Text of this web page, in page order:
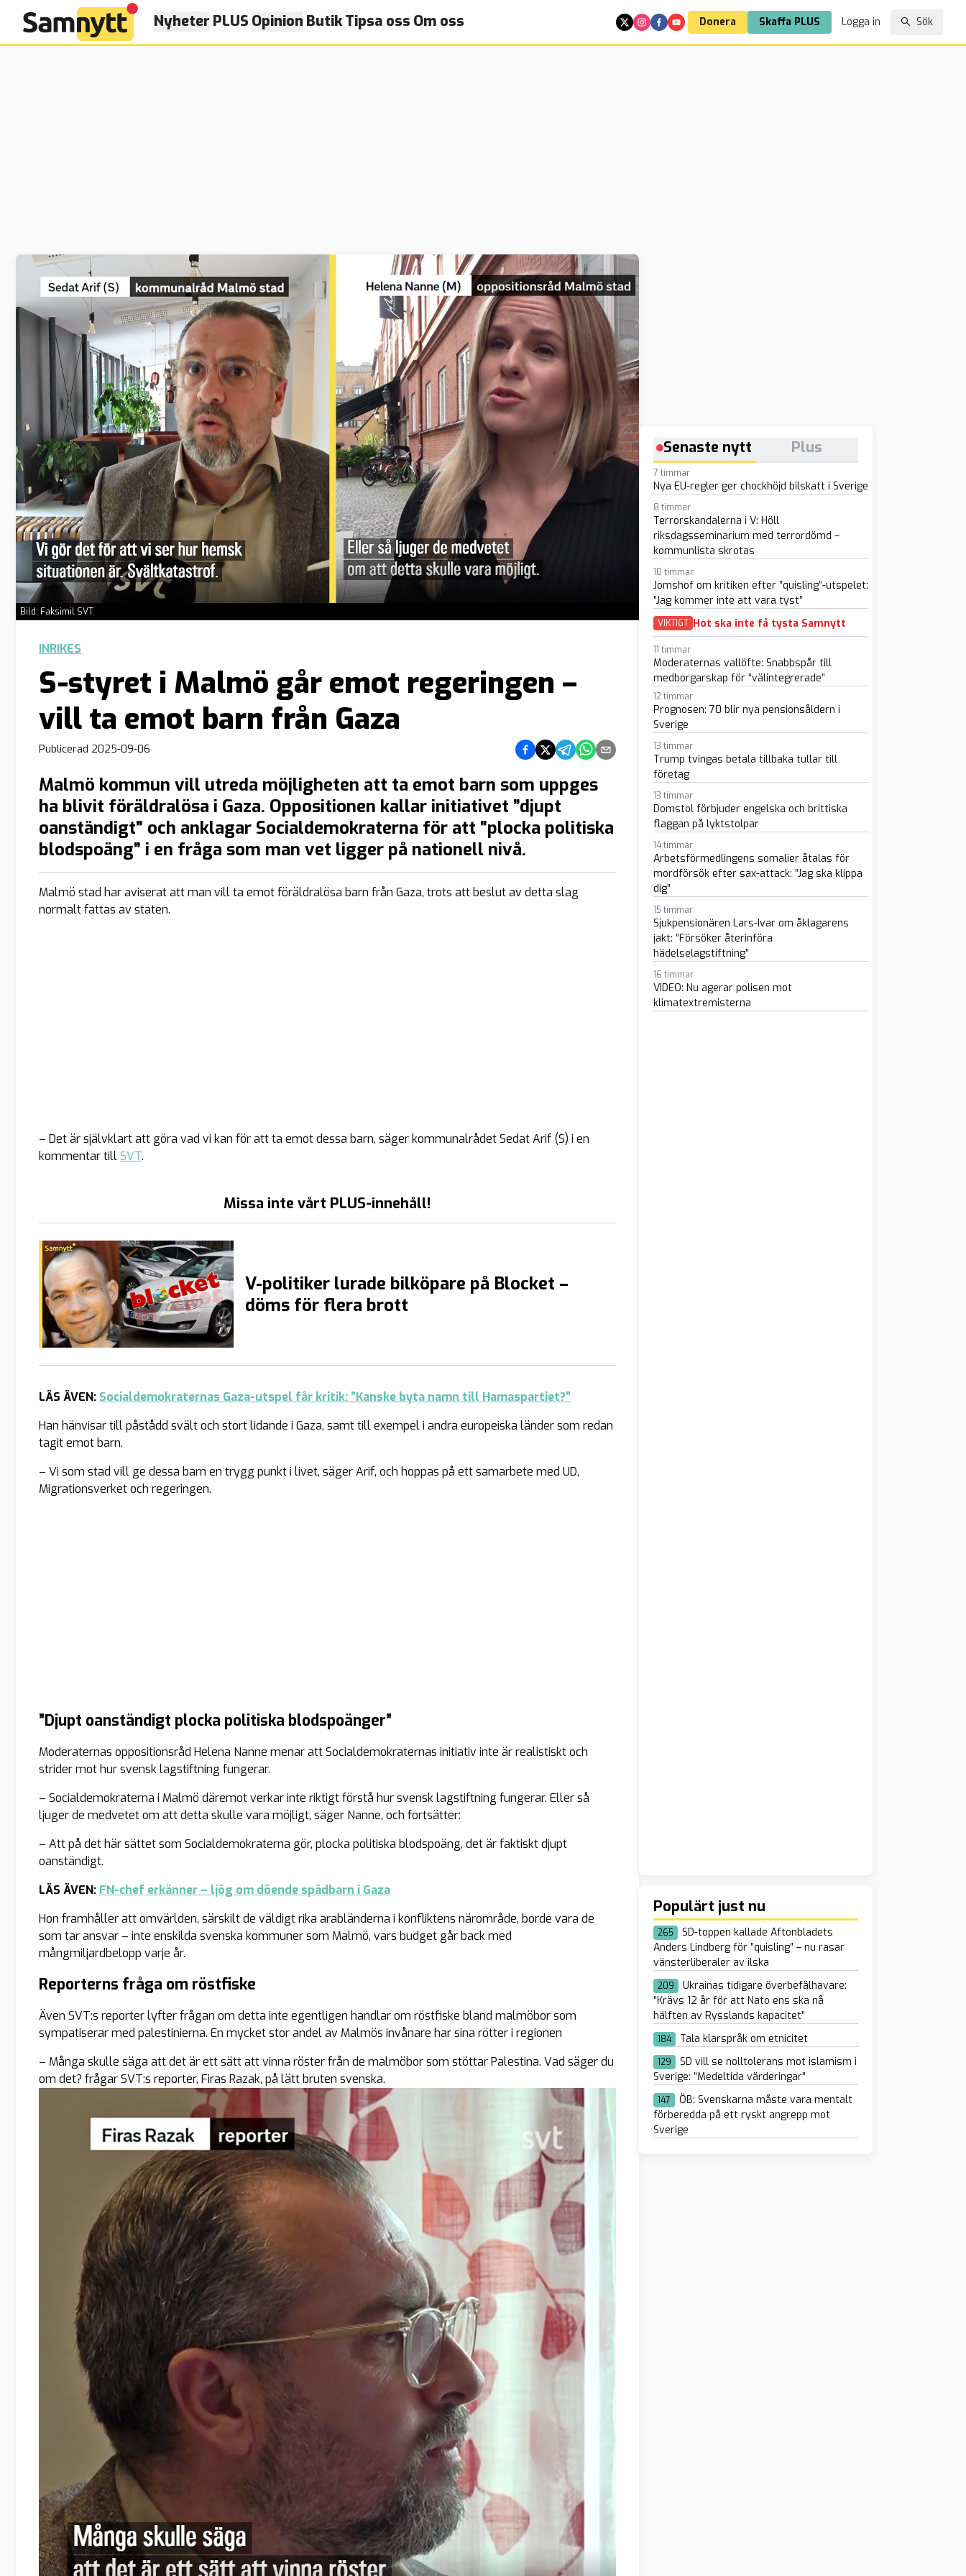
Nyheter PLUS Opinion ButikTipsa oss Om oss Donera Skaffa PLUS Logga in Sök
Bild: Faksimil SVT.
INRIKES
S-styret i Malmö går emot regeringen –
vill ta emot barn från Gaza
Publicerad 2025-09-06 Dela på Facebook
Dela på Twitter
Dela på Telegram
Dela på Whatsapp
Dela via e-post
Malmö kommun vill utreda möjligheten att ta emot barn som uppges
ha blivit föräldralösa i Gaza. Oppositionen kallar initiativet ”djupt
oanständigt” och anklagar Socialdemokraterna för att ”plocka politiska
blodspoäng” i en fråga som man vet ligger på nationell nivå.
Malmö stad har aviserat att man vill ta emot föräldralösa barn från Gaza, trots att beslut av detta slag
normalt fattas av staten.
– Det är självklart att göra vad vi kan för att ta emot dessa barn, säger kommunalrådet Sedat Arif (S) i en
kommentar tillSVT.
Missa inte vårt PLUS-innehåll!
V-politiker lurade bilköpare på Blocket –
döms för flera brott
LÄS ÄVEN: Socialdemokraternas Gaza-utspel får kritik: ”Kanske byta namn till Hamaspartiet?”
Han hänvisar till påstådd svält och stort lidande i Gaza, samt till exempel i andra europeiska länder som redan
tagit emot barn.
– Vi som stad vill ge dessa barn en trygg punkt i livet, säger Arif, och hoppas på ett samarbete med UD,
Migrationsverket och regeringen.
”Djupt oanständigt plocka politiska blodspoänger”
Moderaternas oppositionsråd Helena Nanne menar att Socialdemokraternas initiativ inte är realistiskt och
strider mot hur svensk lagstiftning fungerar.
– Socialdemokraterna i Malmö däremot verkar inte riktigt förstå hur svensk lagstiftning fungerar. Eller så
ljuger de medvetet om att detta skulle vara möjligt, säger Nanne, och fortsätter:
– Att på det här sättet som Socialdemokraterna gör, plocka politiska blodspoäng, det är faktiskt djupt
oanständigt.
LÄS ÄVEN: FN-chef erkänner – ljög om döende spädbarn i Gaza
Hon framhåller att omvärlden, särskilt de väldigt rika arabländerna i konfliktens närområde, borde vara de
som tar ansvar – inte enskilda svenska kommuner som Malmö, vars budget går back med
mångmiljardbelopp varje år.
Reporterns fråga om röstfiske
Även SVT:s reporter lyfter frågan om detta inte egentligen handlar om röstfiske bland malmöbor som
sympatiserar med palestinierna. En mycket stor andel av Malmös invånare har sina rötter i regionen
– Många skulle säga att det är ett sätt att vinna röster från de malmöbor som stöttar Palestina. Vad säger du
om det? frågar SVT:s reporter, Firas Razak, på lätt bruten svenska.
Senaste nytt Plus
7 timmar
Nya EU-regler ger chockhöjd bilskatt i Sverige
8 timmar
Terrorskandalerna i V: Höll
riksdagsseminarium med terrordömd –
kommunlista skrotas
10 timmar
Jomshof om kritiken efter ”quisling”-utspelet:
”Jag kommer inte att vara tyst”
VIKTIGT Hot ska inte få tysta Samnytt
11 timmar
Moderaternas vallöfte: Snabbspår till
medborgarskap för “välintegrerade”
12 timmar
Prognosen: 70 blir nya pensionsåldern i
Sverige
13 timmar
Trump tvingas betala tillbaka tullar till
företag
13 timmar
Domstol förbjuder engelska och brittiska
flaggan på lyktstolpar
14 timmar
Arbetsförmedlingens somalier åtalas för
mordförsök efter sax-attack: ”Jag ska klippa
dig”
15 timmar
Sjukpensionären Lars-Ivar om åklagarens
jakt: ”Försöker återinföra
hädelselagstiftning”
16 timmar
VIDEO: Nu agerar polisen mot
klimatextremisterna
Populärt just nu
265
SD-toppen kallade Aftonbladets
Anders Lindberg för ”quisling” – nu rasar
vänsterliberaler av ilska
209
Ukrainas tidigare överbefälhavare:
“Krävs 12 år för att Nato ens ska nå
hälften av Rysslands kapacitet”
184 Tala klarspråk om etnicitet
129
SD vill se nolltolerans mot islamism i
Sverige: ”Medeltida värderingar”
147
ÖB: Svenskarna måste vara mentalt
förberedda på ett ryskt angrepp mot
Sverige